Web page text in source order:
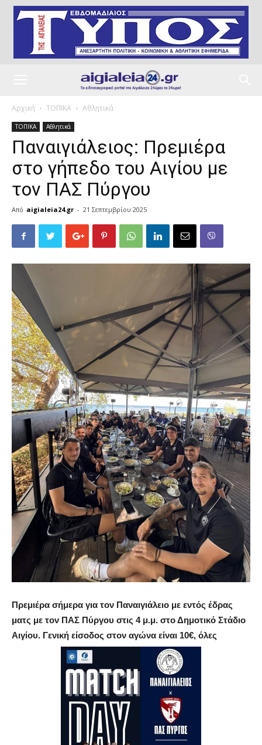
Αρχική ΤΟΠΙΚΑ Αθλητικά
ΤΟΠΙΚΑ Αθλητικά
Παναιγιάλειος: Πρεμιέρα
στο γήπεδο του Αιγίου με
τον ΠΑΣ Πύργου
Από aigialeia24.gr - 21 Σεπτεμβρίου 2025
Πρεμιέρα σήμερα για τον Παναιγιάλειο με εντός έδρας
ματς με τον ΠΑΣ Πύργου στις 4 μ.μ. στο Δημοτικό Στάδιο
Αιγίου. Γενική είσοδος στον αγώνα είναι 10€, όλες